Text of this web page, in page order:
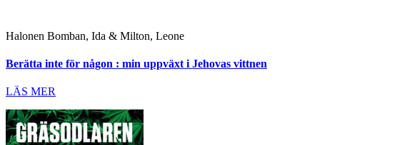
Halonen Bomban, Ida & Milton, Leone
Berätta inte för någon : min uppväxt i Jehovas vittnen
LÄS MER